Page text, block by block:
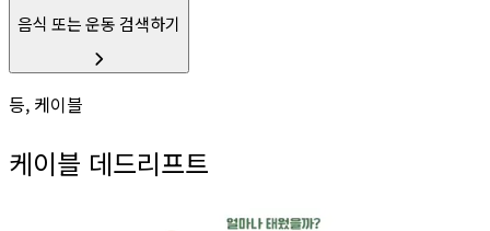
음식 또는 운동 검색하기
등, 케이블
케이블 데드리프트